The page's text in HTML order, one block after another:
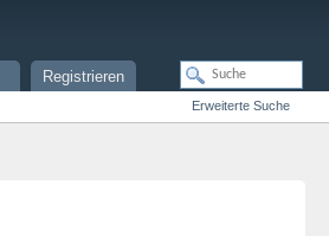
Registrieren
Erweiterte Suche